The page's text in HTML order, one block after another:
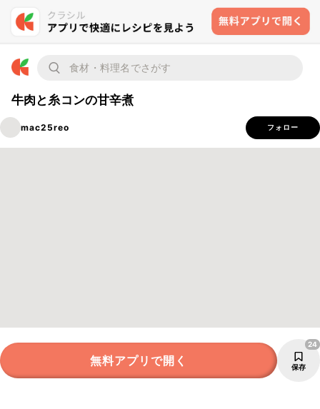
牛肉と糸コンの甘辛煮
mac25reo フォロー
無料アプリで開く 保存
24